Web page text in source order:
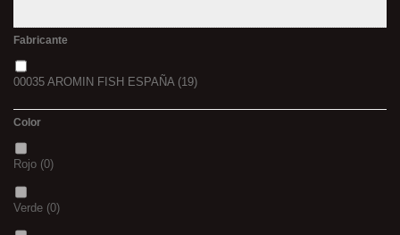
Fabricante
00035 AROMIN FISH ESPAÑA(19)
Color
Rojo (0)
Verde (0)